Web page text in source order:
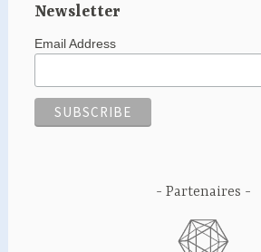
Newsletter
Email Address
Partenaires